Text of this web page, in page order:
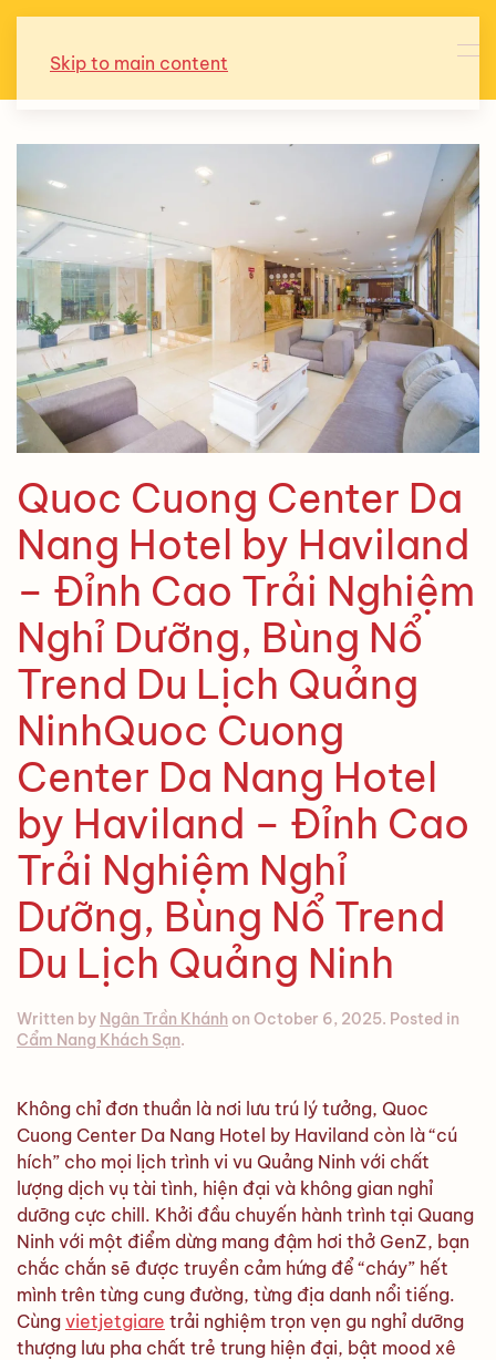
Skip to main content
Quoc Cuong Center Da
Nang Hotel by Haviland
– Đỉnh Cao Trải Nghiệm
Nghỉ Dưỡng, Bùng Nổ
Trend Du Lịch Quảng
NinhQuoc Cuong
Center Da Nang Hotel
by Haviland – Đỉnh Cao
Trải Nghiệm Nghỉ
Dưỡng, Bùng Nổ Trend
Du Lịch Quảng Ninh
Written by Ngân Trần Khánh on October 6, 2025. Posted in
Cẩm Nang Khách Sạn.
Không chỉ đơn thuần là nơi lưu trú lý tưởng, Quoc
Cuong Center Da Nang Hotel by Haviland còn là “cú
hích” cho mọi lịch trình vi vu Quảng Ninh với chất
lượng dịch vụ tài tình, hiện đại và không gian nghỉ
dưỡng cực chill. Khởi đầu chuyến hành trình tại Quang
Ninh với một điểm dừng mang đậm hơi thở GenZ, bạn
chắc chắn sẽ được truyền cảm hứng để “cháy” hết
mình trên từng cung đường, từng địa danh nổi tiếng.
Cùng vietjetgiare trải nghiệm trọn vẹn gu nghỉ dưỡng
thượng lưu pha chất trẻ trung hiện đại, bật mood xê